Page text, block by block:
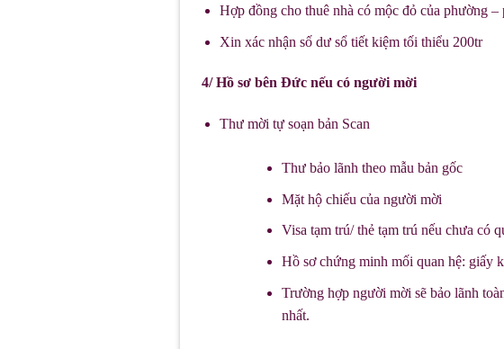
Hợp đồng cho thuê nhà có mộc đỏ của phường
Xin xác nhận số dư sổ tiết kiệm tối thiểu 200tr
4/ Hồ sơ bên Đức nếu có người mời
Thư mời tự soạn bản Scan
Thư bảo lãnh theo mẫu bản gốc
Mặt hộ chiếu của người mời
Visa tạm trú/ thẻ tạm trú nếu chưa có
Hồ sơ chứng minh mối quan hệ: giấy
Trường hợp người mời sẽ bảo lãnh
nhất.